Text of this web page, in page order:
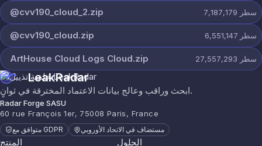
@cvv190_cloud_2.zip 7,187,179 سطر
@cvv190_cloud.zip 6,551,147 سطر
ArtHouse Cloud Logs Cloud.zip 27,557,293 سطر
LeakRadar
ابحث وراقب وعالج بيانات الاعتماد المخترقة في ثوانٍ.
Radar Forge SASU
60 rue François 1er, 75008 Paris, France
متوافق مع GDPR مستضاف في الاتحاد الأوروبي
المنتج الحلول